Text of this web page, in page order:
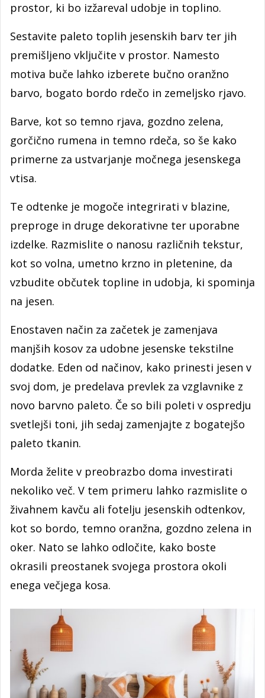
prostor, ki bo izžareval udobje in toplino.
Sestavite paleto toplih jesenskih barv ter jih
premišljeno vključite v prostor. Namesto
motiva buče lahko izberete bučno oranžno
barvo, bogato bordo rdečo in zemeljsko rjavo.
Barve, kot so temno rjava, gozdno zelena,
gorčično rumena in temno rdeča, so še kako
primerne za ustvarjanje močnega jesenskega
vtisa.
Te odtenke je mogoče integrirati v blazine,
preproge in druge dekorativne ter uporabne
izdelke. Razmislite o nanosu različnih tekstur,
kot so volna, umetno krzno in pletenine, da
vzbudite občutek topline in udobja, ki spominja
na jesen.
Enostaven način za začetek je zamenjava
manjših kosov za udobne jesenske tekstilne
dodatke. Eden od načinov, kako prinesti jesen v
svoj dom, je predelava prevlek za vzglavnike z
novo barvno paleto. Če so bili poleti v ospredju
svetlejši toni, jih sedaj zamenjajte z bogatejšo
paleto tkanin.
Morda želite v preobrazbo doma investirati
nekoliko več. V tem primeru lahko razmislite o
živahnem kavču ali fotelju jesenskih odtenkov,
kot so bordo, temno oranžna, gozdno zelena in
oker. Nato se lahko odločite, kako boste
okrasili preostanek svojega prostora okoli
enega večjega kosa.